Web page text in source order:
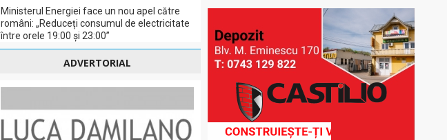
Ministerul Energiei face un nou apel către
români: „Reduceți consumul de electricitate
între orele 19:00 și 23:00”
ADVERTORIAL